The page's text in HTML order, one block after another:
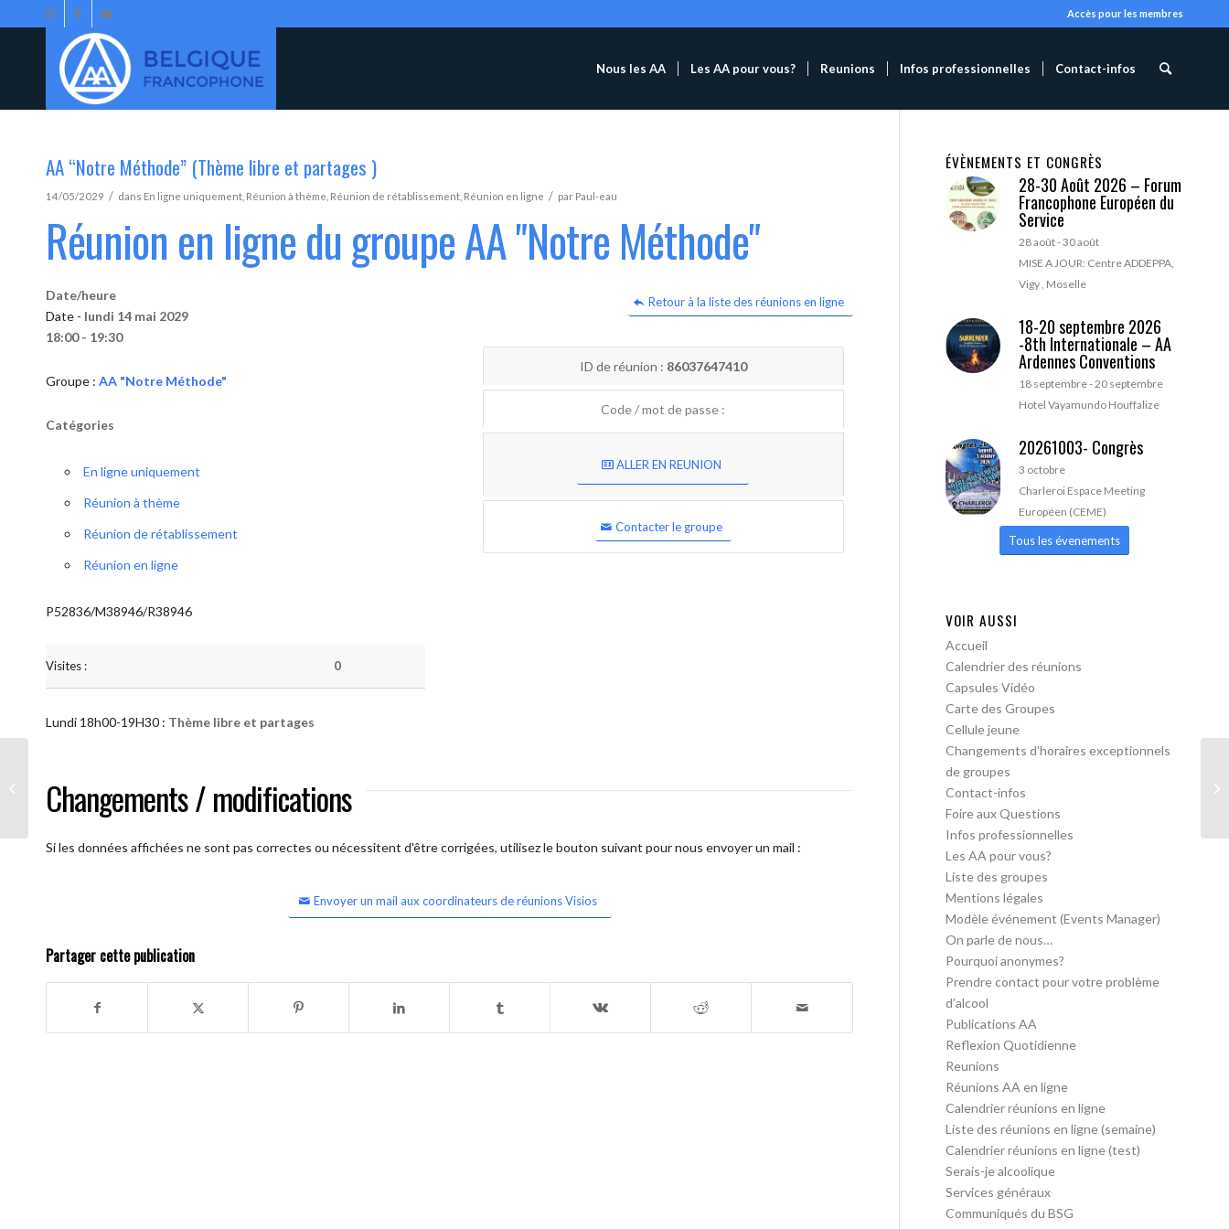
Accès pour les membres
Nous les AA Les AA pour vous? Reunions Infos professionnelles Contact-infos
AA “Notre Méthode” (Thème libre et partages )
14/05/2029 / dans En ligne uniquement Réunion à thème Réunion de rétablissement Réunion en ligne / par Paul-eau
Réunion en ligne du groupe AA "Notre Méthode"
Retour à la liste des réunions en ligne
Date/heure
Date - lundi 14 mai 2029
18:00 - 19:30
Groupe : AA "Notre Méthode"
Catégories
En ligne uniquement
Réunion à thème
Réunion de rétablissement
Réunion en ligne
P52836/M38946/R38946
Visites : 0
ID de réunion : 86037647410
Code / mot de passe :
ALLER EN REUNION
Contacter le groupe
Lundi 18h00-19H30 : Thème libre et partages
Changements / modifications
Si les données affichées ne sont pas correctes ou nécessitent d'être corrigées, utilisez le bouton suivant pour nous envoyer un mail :
Envoyer un mail aux coordinateurs de réunions Visios
Partager cette publication
ÉVÈNEMENTS ET CONGRÈS
28-30 Août 2026 – Forum
Francophone Européen du
Service
28 août-30 août
MISE A JOUR: Centre ADDEPPA,
Vigy , Moselle
18-20 septembre 2026
-8th Internationale – AA
Ardennes Conventions
18 septembre-20 septembre
Hotel Vayamundo Houffalize
20261003- Congrès
3 octobre
Charleroi Espace Meeting
Européen (CEME)
Tous les évenements
VOIR AUSSI
Accueil
Calendrier des réunions
Capsules Vidéo
Carte des Groupes
Cellule jeune
Changements d’horaires exceptionnels
de groupes
Contact-infos
Foire aux Questions
Infos professionnelles
Les AA pour vous?
Liste des groupes
Mentions légales
Modèle événement (Events Manager)
On parle de nous…
Pourquoi anonymes?
Prendre contact pour votre problème
d’alcool
Publications AA
Reflexion Quotidienne
Reunions
Réunions AA en ligne
Calendrier réunions en ligne
Liste des réunions en ligne (semaine)
Calendrier réunions en ligne (test)
Serais-je alcoolique
Services généraux
Communiqués du BSG
partages )